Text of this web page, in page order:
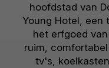
hoofdstad van
Young Hotel, een
het erfgoed
ruim,
tv's,